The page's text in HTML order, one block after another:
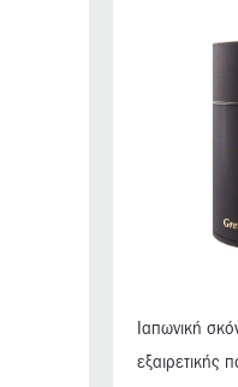
Ιαπωνική
εξαιρετικής